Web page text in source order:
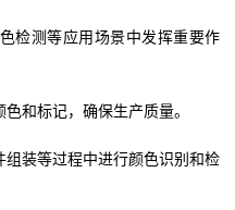
检测等应用场景中发挥重要作
和标记，确保生产质量。
装等过程中进行颜色识别和检